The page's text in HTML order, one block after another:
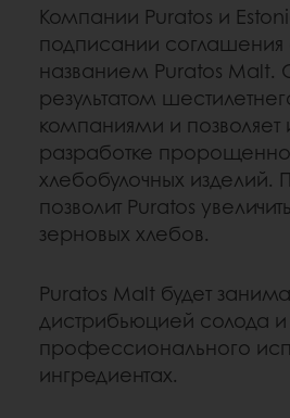
Компании Puratos и
подписании соглашения
названием Puratos Malt.
результатом
компаниями и позволяет
разработке
хлебобулочных изделий.
позволит Puratos
зерновых хлебов.
Puratos Malt будет
дистрибьюцией солода
профессионального
ингредиентах.